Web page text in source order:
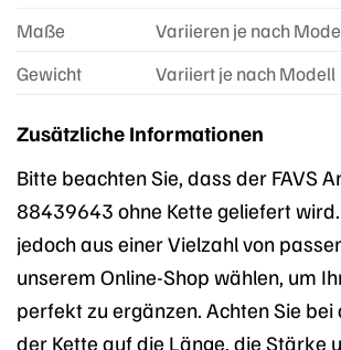
Maße
Variieren je nach
Gewicht
Variiert je nach Modell
Zusätzliche Informationen
Bitte beachten Sie, dass der FAVS
88439643 ohne Kette geliefert
jedoch aus einer Vielzahl von
unserem Online-Shop wählen, um
perfekt zu ergänzen. Achten Sie bei
der Kette auf die Länge, die Stärke